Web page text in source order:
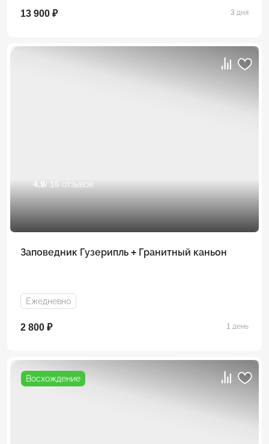
13 900 ₽ 3 дня
4.9 / 16 отзывов
Заповедник Гузерипль + Гранитный каньон
Ежедневно
2 800 ₽ 1 день
Восхождение